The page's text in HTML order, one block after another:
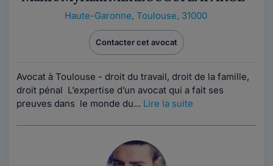
Haute-Garonne, Toulouse, 31000
Contacter cet avocat
Avocat à Toulouse - droit du travail, droit de la famille,
droit pénal L’expertise d’un avocat qui a fait ses
preuves dans le monde du... Lire la suite